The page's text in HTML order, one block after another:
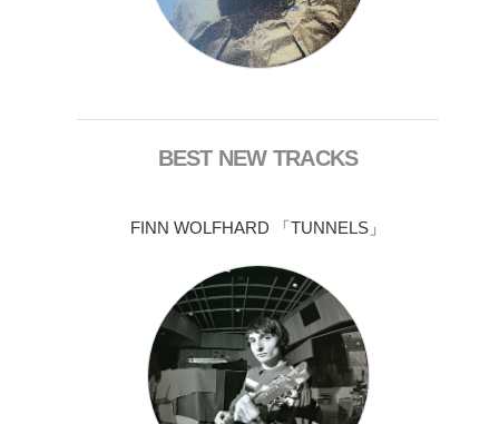
BEST NEW TRACKS
FINN WOLFHARD 「TUNNELS」